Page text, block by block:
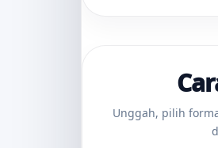
Unggah, pilih